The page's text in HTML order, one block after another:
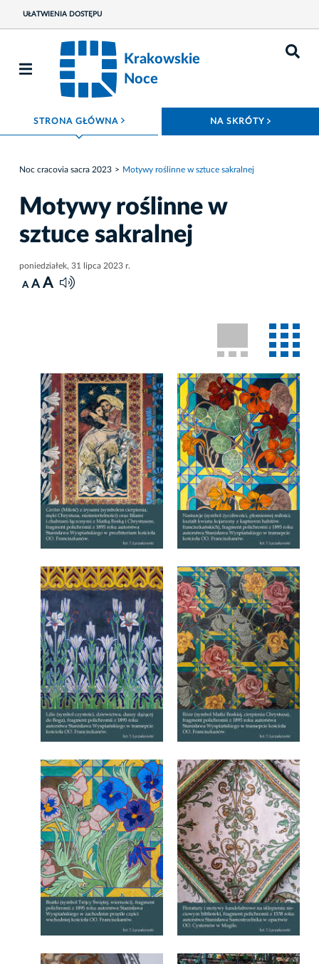
UŁATWIENIA DOSTĘPU
Krakowskie
Noce
STRONA GŁÓWNA ROZWIŃ MENU NA SKRÓTY
Noc cracovia sacra 2023 Motywy roślinne w sztuce sakralnej
Motywy roślinne w
sztuce sakralnej
poniedziałek, 31 lipca 2023 r.
A A A